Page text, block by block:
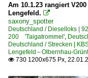
Am 10.1.23 rangiert
Lengefeld. 
saxony_spotter
Deutschland / Dieselloks
200 'Taigatrommel',
Deutschland / Strecken |
Lengefeld – Olbernhau-
 730 1200x675 Px,